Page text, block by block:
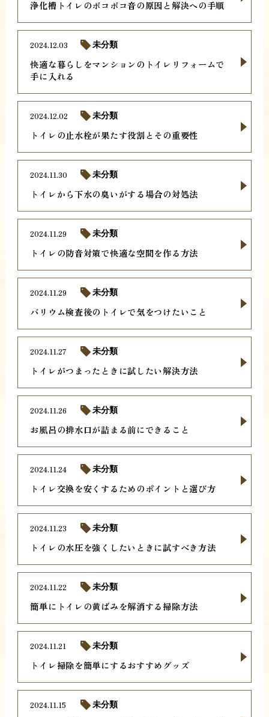
浄化槽トイレのボコボコ音の原因と解決への手順
快適な暮らしをマンションのトイレリフォームで
手に入れる
2024.12.03 未分類
トイレの止水栓が果たす役割とその重要性
2024.12.02 未分類
トイレから下水の臭いがする場合の対処法
2024.11.30 未分類
トイレの防音対策で快適な空間を作る方法
2024.11.29 未分類
バリウム検査後のトイレで気をつけたいこと
2024.11.29 未分類
トイレがつまったときに試したい解決方法
2024.11.27 未分類
お風呂の排水口が詰まる前にできること
2024.11.26 未分類
トイレ交換を安くするためのポイントと選び方
2024.11.24 未分類
トイレの水圧を強くしたいときに試すべき方法
2024.11.23 未分類
簡単にトイレの黄ばみを解消する掃除方法
2024.11.22 未分類
トイレ掃除を簡単にするおすすめグッズ
2024.11.21 未分類
2024.11.15 未分類